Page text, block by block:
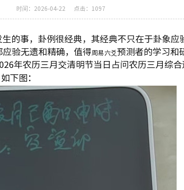
时间：2026-04-22 点击：1097
事，卦例很经典，其经典不只在于卦象应
验无遗和精确，值得周易六爻预测者的学习和
年农历三月交清明节当日占问农历三月综合
下图：